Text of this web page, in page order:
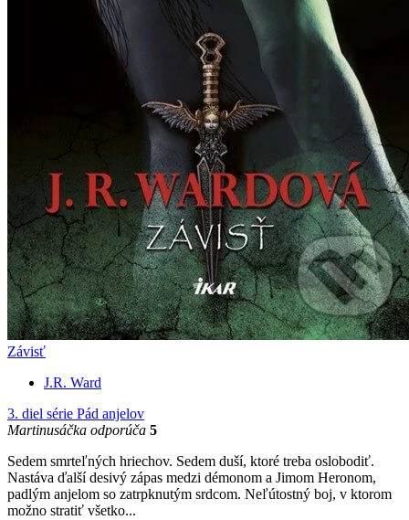
Závisť
J.R. Ward
3. diel série Pád anjelov
Martinusáčka odporúča 5
Sedem smrteľných hriechov. Sedem duší, ktoré treba oslobodiť.
Nastáva ďalší desivý zápas medzi démonom a Jimom Heronom,
padlým anjelom so zatrpknutým srdcom. Neľútostný boj, v ktorom
možno stratiť všetko...